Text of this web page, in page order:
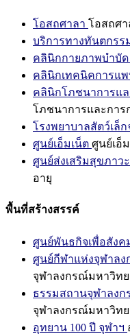
โอสถศาลา โอสถศา
บริการทางทันตกรร
คลินิกกายภาพบำบัด
คลินิกเทคนิคการแ
คลินิกโภชนาการแ
โภชนาการและการ
โรงพยาบาลสัตว์เล็ก
ศูนย์เอ็มเน็ต ศูนย์เอ็
ศูนย์ส่งเสริมสุขภาว
อายุ
พื้นที่สร้างสรรค์
ศูนย์พันธกิจเพื่อสังค
ศูนย์กีฬาแห่งจุฬาล
จุฬาลงกรณ์มหาวิทย
ธรรมสถานจุฬาลง
จุฬาลงกรณ์มหาวิทย
อุทยาน 100 ปี จุฬาฯ